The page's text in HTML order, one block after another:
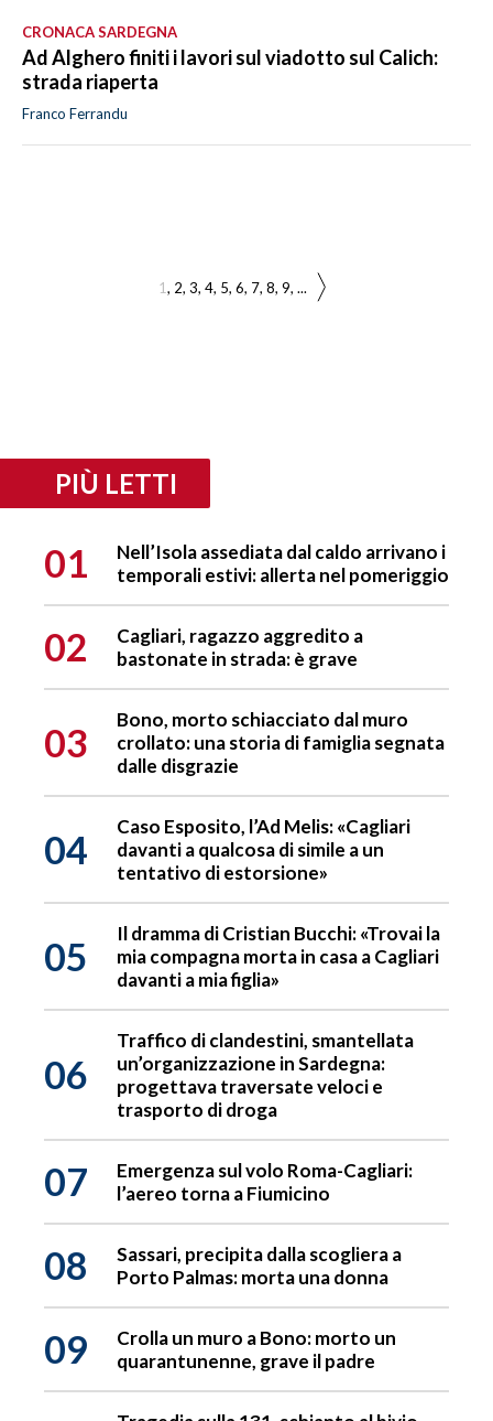
CRONACA SARDEGNA
Ad Alghero finiti i lavori sul viadotto sul Calich:
strada riaperta
Franco Ferrandu
1 2 3 4 5 6 7 8 9 ...
PIÙ LETTI
01
Nell’Isola assediata dal caldo arrivano i
temporali estivi: allerta nel pomeriggio
02
Cagliari, ragazzo aggredito a
bastonate in strada: è grave
03
Bono, morto schiacciato dal muro
crollato: una storia di famiglia segnata
dalle disgrazie
04
Caso Esposito, l’Ad Melis: «Cagliari
davanti a qualcosa di simile a un
tentativo di estorsione»
05
Il dramma di Cristian Bucchi: «Trovai la
mia compagna morta in casa a Cagliari
davanti a mia figlia»
06
Traffico di clandestini, smantellata
un’organizzazione in Sardegna:
progettava traversate veloci e
trasporto di droga
07
Emergenza sul volo Roma-Cagliari:
l’aereo torna a Fiumicino
08
Sassari, precipita dalla scogliera a
Porto Palmas: morta una donna
09
Crolla un muro a Bono: morto un
quarantunenne, grave il padre